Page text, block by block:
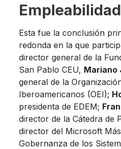
Empleabilidad
Esta fue la conclusión
redonda en la que
director general de la
San Pablo CEU, Mariano
general de la
Iberoamericanos (OEI);
presidenta de EDEM;
director de la Cátedra de
director del Microsoft
Gobernanza de los